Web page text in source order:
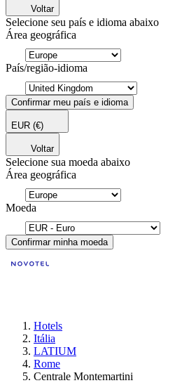
Voltar
Selecione seu país e idioma abaixo
Área geográfica
País/região-idioma
Confirmar meu país e idioma
EUR (€)
Voltar
Selecione sua moeda abaixo
Área geográfica
Moeda
Confirmar minha moeda
Hotels
Itália
LATIUM
Rome
Centrale Montemartini